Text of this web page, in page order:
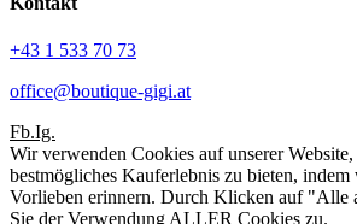
+43 1 533 70 73
office@boutique-gigi.at
Fb.Ig.
Wir verwenden Cookies auf unserer
bestmögliches Kauferlebnis zu bieten,
Vorlieben erinnern. Durch Klicken auf "Alle
Sie der Verwendung ALLER Cookies zu.